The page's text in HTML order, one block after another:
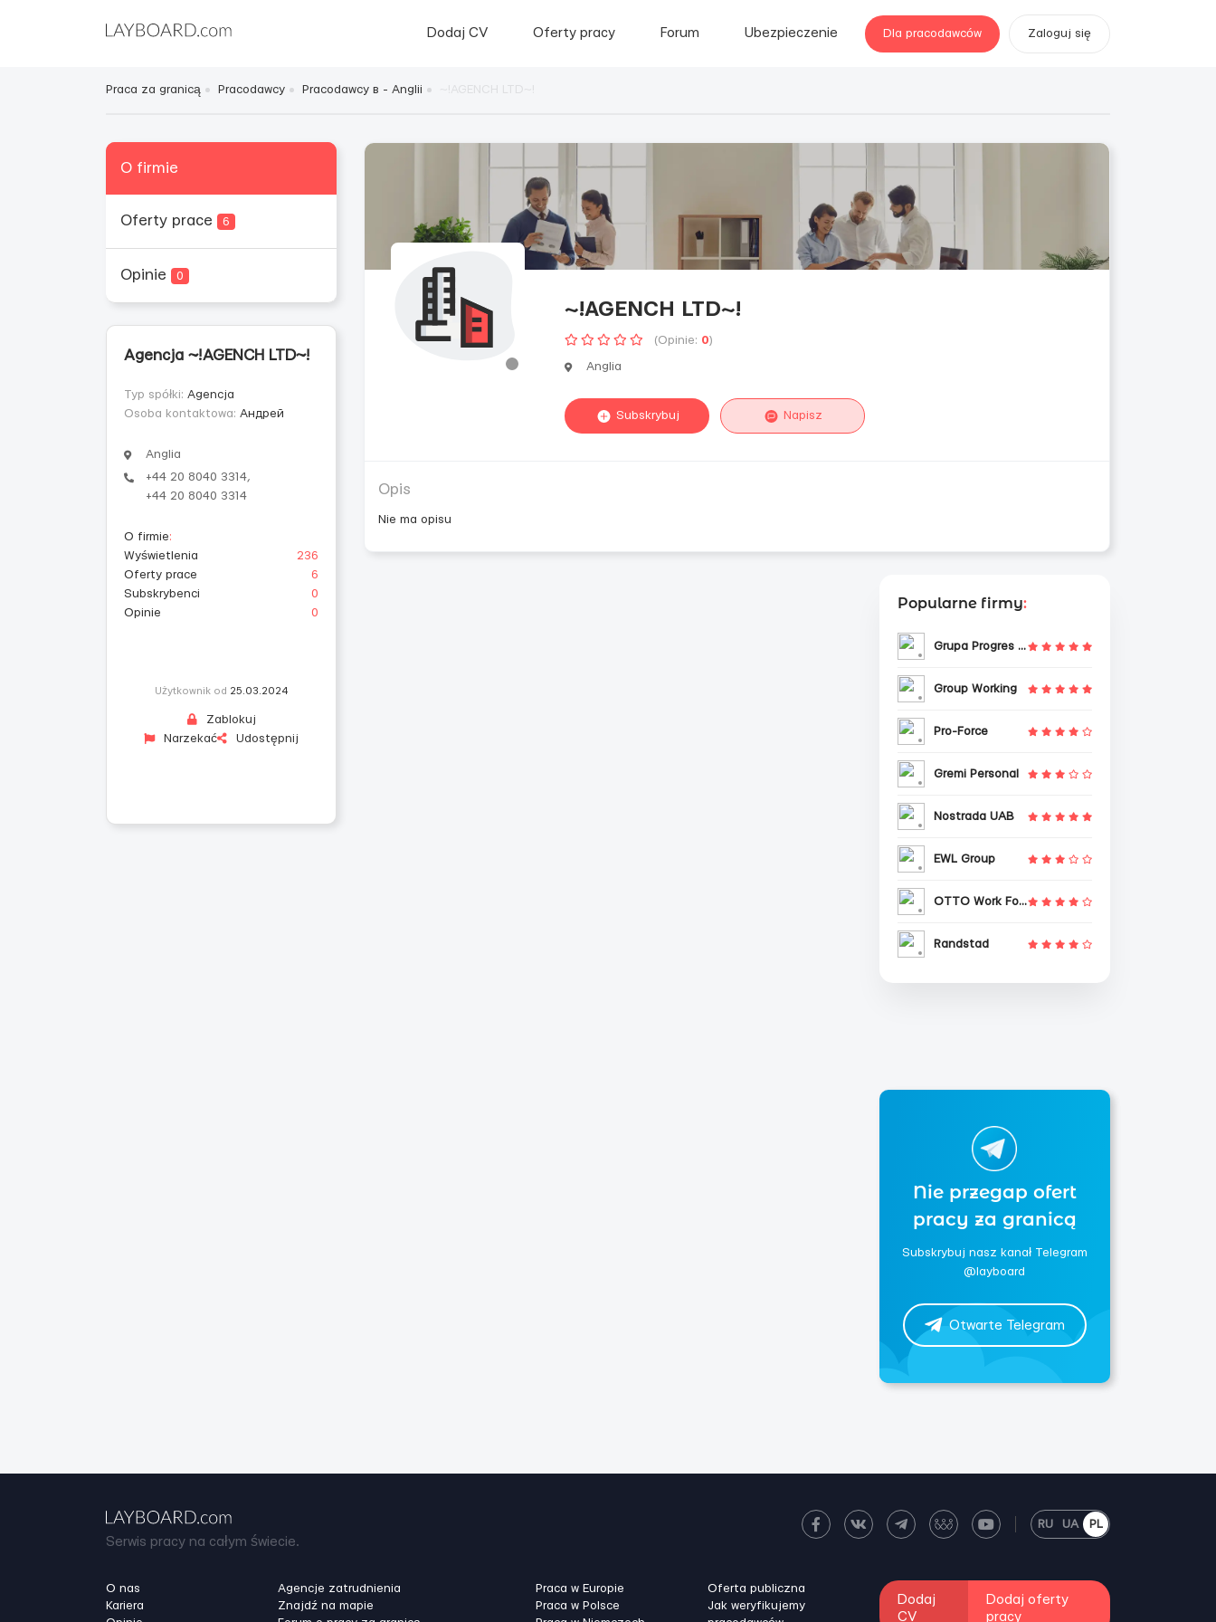
Dodaj CV Oferty pracy Forum Ubezpieczenie Dla pracodawców Zaloguj się
Praca za granicą Pracodawcy Pracodawcy в - Anglii
O firmie
Oferty prace 6
Opinie 0
Agencja ~!AGENCH LTD~!
Typ spółki: Agencja
Osoba kontaktowa: Андрей
Anglia
+44 20 8040 3314,
+44 20 8040 3314
O firmie:
Wyświetlenia
236
Oferty prace
6
Subskrybenci
0
Opinie
0
Użytkownik od 25.03.2024
Zablokuj
Narzekać
Udostępnij
~!AGENCH LTD~!
(Opinie: 0)
Anglia
Subskrybuj Napisz
Opis
Nie ma opisu
Popularne firmy:
Grupa Progres Sp. z o.o.
Group Working
Pro-Force
Gremi Personal
Nostrada UAB
EWL Group
OTTO Work Force
Randstad
Nie przegap ofert
pracy za granicą
Subskrybuj nasz kanał Telegram
@layboard
Otwarte Telegram
Serwis pracy na całym świecie.
RU UA PL
O nas
Kariera
Agencje zatrudnienia
Znajdź na mapie
Praca w Europie
Praca w Polsce
Oferta publiczna
Jak weryfikujemy
Dodaj
CV
Dodaj oferty
pracy